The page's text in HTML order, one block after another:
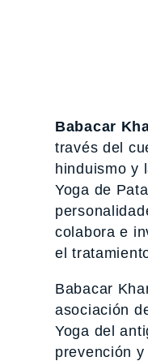
Babacar
través del
hinduismo y
Yoga de
colabora e
el
Babacar
asociación
Yoga del
prevención